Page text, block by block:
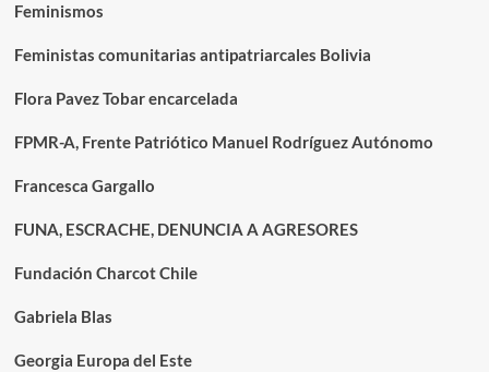
Feminismos
Feministas comunitarias antipatriarcales Bolivia
Flora Pavez Tobar encarcelada
FPMR-A, Frente Patriótico Manuel Rodríguez Autónomo
Francesca Gargallo
FUNA, ESCRACHE, DENUNCIA A AGRESORES
Fundación Charcot Chile
Gabriela Blas
Georgia Europa del Este